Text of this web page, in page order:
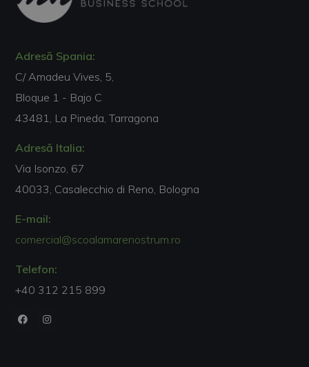
Adresă Spania:
C/ Amadeu Vives, 5,
Bloque 1 - Bajo C
43481, La Pineda, Tarragona
Adresă Italia:
Via Isonzo, 67
40033, Casalecchio di Reno, Bologna
E-mail:
comercial@scoalamarenostrum.ro
Telefon:
+40 312 215 899